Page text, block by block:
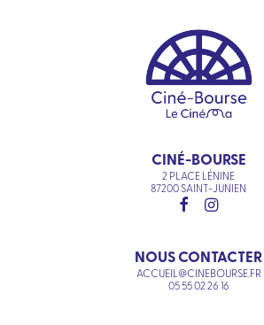
CINÉ-BOURSE
2 PLACE LÉNINE
87200 SAINT-JUNIEN
NOUS CONTACTER
ACCUEIL@CINEBOURSE.FR
05 55 02 26 16